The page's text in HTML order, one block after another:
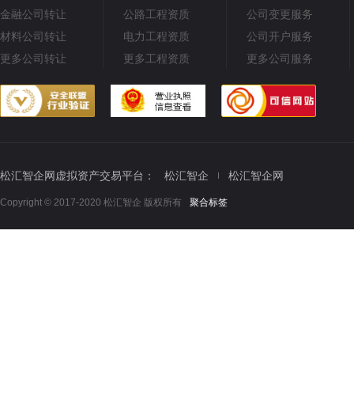
金融公司转让
材料公司转让
更多公司转让
公路工程资质
电力工程资质
更多工程资质
公司变更服务
公司开户服务
更多公司服务
松汇智企网虚拟资产交易平台： 松汇智企 松汇智企网
Copyright © 2017-2020 松汇智企 版权所有 聚合标签